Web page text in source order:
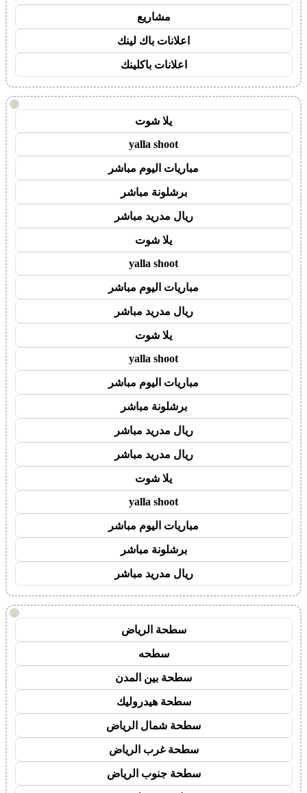
مشاريع
اعلانات باك لينك
اعلانات باكلينك
!
يلا شوت
yalla shoot
مباريات اليوم مباشر
برشلونة مباشر
ريال مدريد مباشر
يلا شوت
yalla shoot
مباريات اليوم مباشر
ريال مدريد مباشر
يلا شوت
yalla shoot
مباريات اليوم مباشر
برشلونة مباشر
ريال مدريد مباشر
ريال مدريد مباشر
يلا شوت
yalla shoot
مباريات اليوم مباشر
برشلونة مباشر
ريال مدريد مباشر
!
سطحة الرياض
سطحه
سطحة بين المدن
سطحة هيدروليك
سطحة شمال الرياض
سطحة غرب الرياض
سطحة جنوب الرياض